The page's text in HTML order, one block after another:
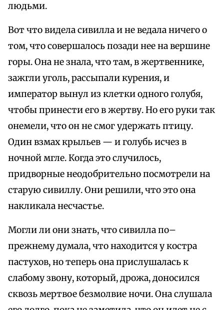
людьми.
Вот что видела сивилла и не ведала ничего о
том, что совершалось позади нее на вершине
горы. Она не знала, что там, в жертвеннике,
зажгли уголь, рассыпали курения, и
император вынул из клетки одного голубя,
чтобы принести его в жертву. Но его руки так
онемели, что он не смог удержать птицу.
Один взмах крыльев — и голубь исчез в
ночной мгле. Когда это случилось,
придворные неодобрительно посмотрели на
старую сивиллу. Они решили, что это она
накликала несчастье.
Могли ли они знать, что сивилла по–
прежнему думала, что находится у костра
пастухов, но теперь она прислушалась к
слабому звону, который, дрожа, доносился
сквозь мертвое безмолвие ночи. Она слушала